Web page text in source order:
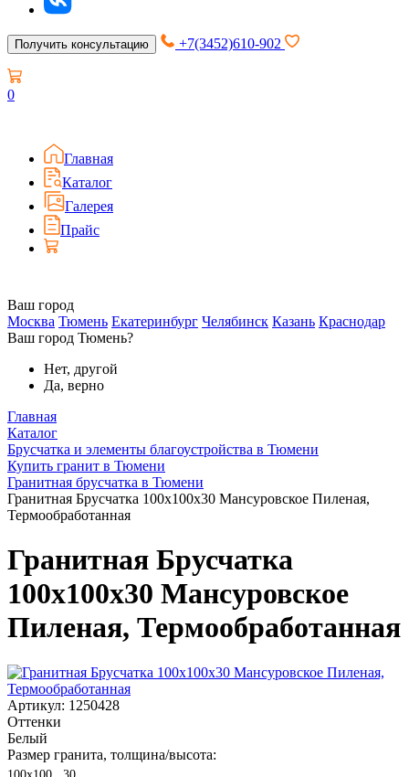
Получить консультацию +7(3452)610-902
0
Главная
Каталог
Галерея
Прайс
Ваш город
Москва Тюмень Екатеринбург Челябинск Казань Краснодар
Ваш город Тюмень?
Нет, другой
Да, верно
Главная
Каталог
Брусчатка и элементы благоустройства в Тюмени
Купить гранит в Тюмени
Гранитная брусчатка в Тюмени
Гранитная Брусчатка 100х100x30 Мансуровское Пиленая,
Термообработанная
Гранитная Брусчатка
100х100x30 Мансуровское
Пиленая, Термообработанная
Артикул: 1250428
Оттенки
Белый
Размер гранита, толщина/высота: